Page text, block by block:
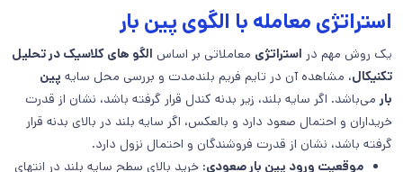
استراتژی معامله با الگوی پین بار
یک روش مهم در استراتژی معاملاتی بر اساس الگو های کلاسیک در تحلیل
تکنیکال، مشاهده آن در تایم فریم بلندمدت و بررسی محل سایه پین
بارمی‌باشد. اگر سایه بلند، زیر بدنه کندل قرار گرفته باشد، نشان از قدرت
خریداران و احتمال صعود دارد و بالعکس، اگر سایه بلند در بالای بدنه قرار
گرفته باشد، نشان از قدرت فروشندگان و احتمال نزول دارد.
موقعیت ورود پین بار صعودی: خرید بالای سطح سایه بلند در انتهای